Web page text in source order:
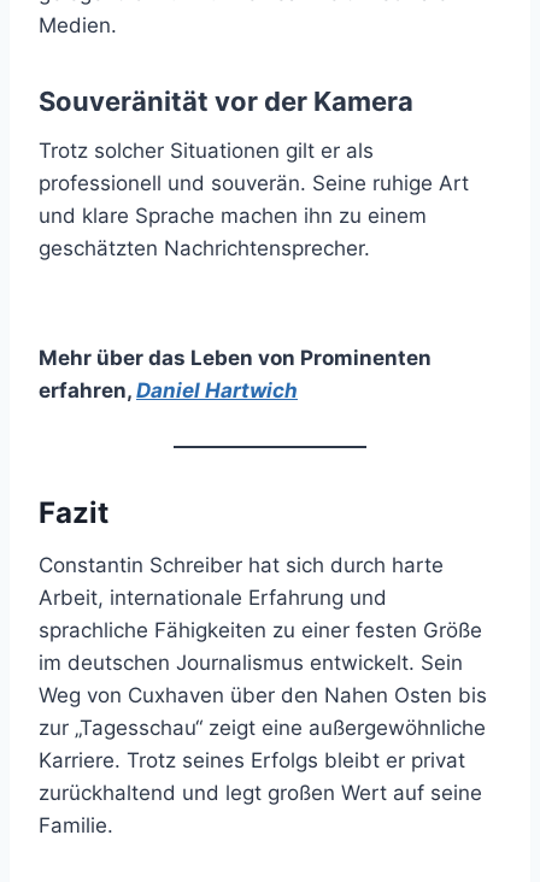
Medien.
Souveränität vor der Kamera
Trotz solcher Situationen gilt er als
professionell und souverän. Seine ruhige Art
und klare Sprache machen ihn zu einem
geschätzten Nachrichtensprecher.
Mehr über das Leben von Prominenten
erfahren, Daniel Hartwich
Fazit
Constantin Schreiber hat sich durch harte
Arbeit, internationale Erfahrung und
sprachliche Fähigkeiten zu einer festen Größe
im deutschen Journalismus entwickelt. Sein
Weg von Cuxhaven über den Nahen Osten bis
zur „Tagesschau“ zeigt eine außergewöhnliche
Karriere. Trotz seines Erfolgs bleibt er privat
zurückhaltend und legt großen Wert auf seine
Familie.